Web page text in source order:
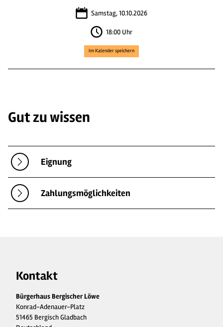
Samstag, 10.10.2026
18:00 Uhr
Im Kalender speichern
Gut zu wissen
Eignung
Zahlungsmöglichkeiten
Kontakt
Bürgerhaus Bergischer Löwe
Konrad-Adenauer-Platz
51465 Bergisch Gladbach